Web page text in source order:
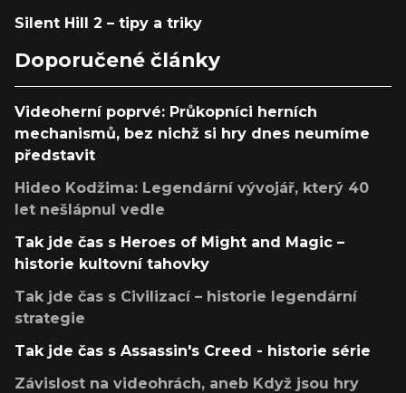
Silent Hill 2 – tipy a triky
Doporučené články
Videoherní poprvé: Průkopníci herních
mechanismů, bez nichž si hry dnes neumíme
představit
Hideo Kodžima: Legendární vývojář, který 40
let nešlápnul vedle
Tak jde čas s Heroes of Might and Magic –
historie kultovní tahovky
Tak jde čas s Civilizací – historie legendární
strategie
Tak jde čas s Assassin's Creed - historie série
Závislost na videohrách, aneb Když jsou hry